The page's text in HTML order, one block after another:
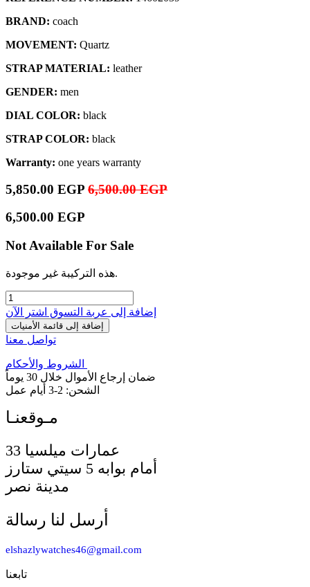
BRAND: coach
MOVEMENT: Quartz
STRAP MATERIAL: leather
GENDER: men
DIAL COLOR: black
STRAP COLOR: black
Warranty: one years warranty
5,850.00 EGP 6,500.00EGP
6,500.00 EGP
Not Available For Sale
هذه التركيبة غير موجودة.
إضافة إلى عربة التسوق اشترِ الآن
إضافة إلى قائمة الأمنيات
تواصل معنا
الشروط والأحكام
ضمان إرجاع الأموال خلال 30 يوماً
الشحن: 2-3 أيام عمل
أمام بوابه 5 سيتي ستارز
مدينة نصر
أرسل لنا رسالة
elshazlywatches46@gmail.com
تابعنا